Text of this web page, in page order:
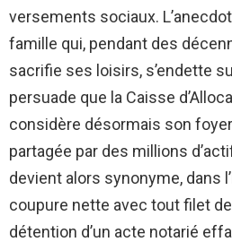
versements sociaux.
famille qui, pendant des
sacrifie ses loisirs, s’endette
persuade que la Caisse
considère désormais son
partagée par des millions
devient alors synonyme, dans
coupure nette avec tout filet
détention d’un acte notarié